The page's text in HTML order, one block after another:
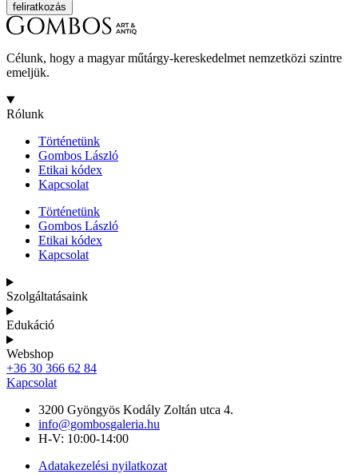
feliratkozás
Célunk, hogy a magyar műtárgy-kereskedelmet nemzetközi szintre
emeljük.
Rólunk
Történetünk
Gombos László
Etikai kódex
Kapcsolat
Történetünk
Gombos László
Etikai kódex
Kapcsolat
Szolgáltatásaink
Edukáció
Webshop
+36 30 366 62 84
Kapcsolat
3200 Gyöngyös Kodály Zoltán utca 4.
info@gombosgaleria.hu
H-V: 10:00-14:00
Adatakezelési nyilatkozat